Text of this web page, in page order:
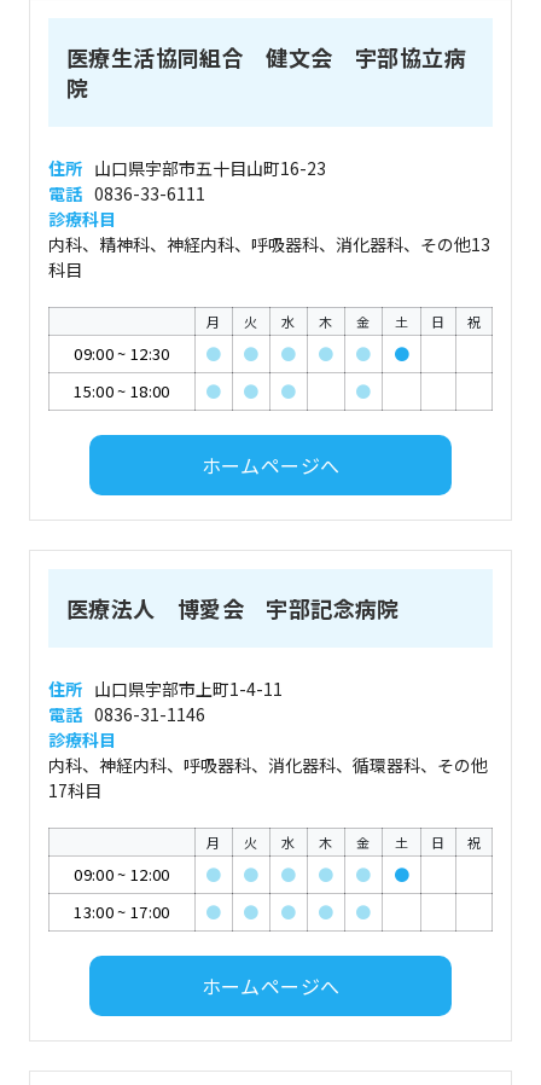
医療生活協同組合 健文会 宇部協立病
院
住所 山口県宇部市五十目山町16-23
電話 0836-33-6111
診療科目
内科、精神科、神経内科、呼吸器科、消化器科、その他13
科目
月 火 水 木 金 土 日 祝
09:00~ 12:30 ● ● ● ● ●
●
15:00~ 18:00 ● ● ● ●
ホームページへ
医療法人 博愛会 宇部記念病院
住所 山口県宇部市上町1-4-11
電話 0836-31-1146
診療科目
内科、神経内科、呼吸器科、消化器科、循環器科、その他
17科目
月 火 水 木 金 土 日 祝
09:00~ 12:00 ● ● ● ● ●
●
13:00~ 17:00 ● ● ● ● ●
ホームページへ